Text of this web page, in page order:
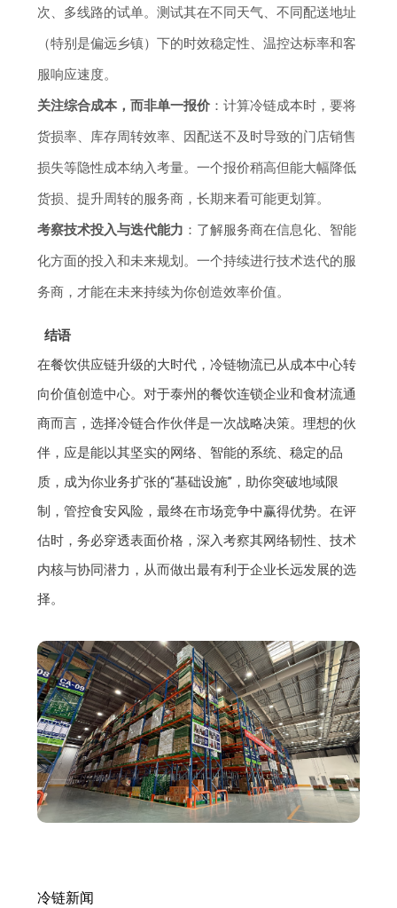
次、多线路的试单。测试其在不同天气、不同配送地址
（特别是偏远乡镇）下的时效稳定性、温控达标率和客
服响应速度。
关注综合成本，而非单一报价 ：计算冷链成本时，要将
货损率、库存周转效率、因配送不及时导致的门店销售
损失等隐性成本纳入考量。一个报价稍高但能大幅降低
货损、提升周转的服务商，长期来看可能更划算。
考察技术投入与迭代能力 ：了解服务商在信息化、智能
化方面的投入和未来规划。一个持续进行技术迭代的服
务商，才能在未来持续为你创造效率价值。
结语
在餐饮供应链升级的大时代，冷链物流已从成本中心转
向价值创造中心。对于泰州的餐饮连锁企业和食材流通
商而言，选择冷链合作伙伴是一次战略决策。理想的伙
伴，应是能以其坚实的网络、智能的系统、稳定的品
质，成为你业务扩张的“基础设施”，助你突破地域限
制，管控食安风险，最终在市场竞争中赢得优势。在评
估时，务必穿透表面价格，深入考察其网络韧性、技术
内核与协同潜力，从而做出最有利于企业长远发展的选
择。
冷链新闻